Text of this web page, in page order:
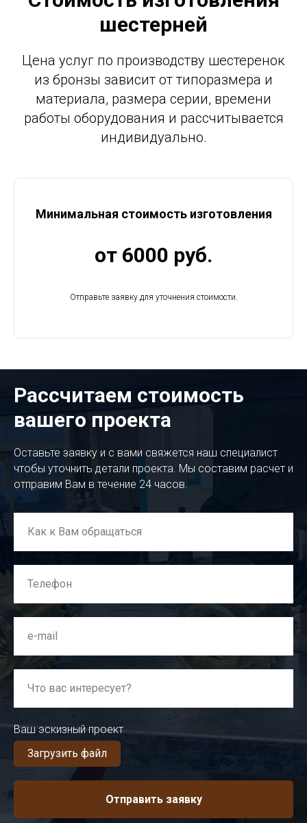
шестерней
Цена услуг по производству шестеренок
из бронзы зависит от типоразмера и
материала, размера серии, времени
работы оборудования и рассчитывается
индивидуально.
Минимальная стоимость изготовления
от 6000 руб.
Отправьте заявку для уточнения стоимости.
Рассчитаем стоимость
вашего проекта
Оставьте заявку и с вами свяжется наш специалист
чтобы уточнить детали проекта. Мы составим расчет и
отправим Вам в течение 24 часов.
Ваш эскизный проект
Загрузить файл
Отправить заявку